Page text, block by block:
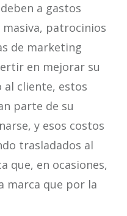
a gastos
patrocinios
de marketing
en mejorar su
cliente, estos
parte de su
y esos costos
trasladados al
que, en ocasiones,
marca que por la